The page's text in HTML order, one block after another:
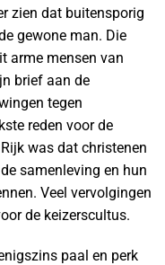
zien dat buitensporig
gewone man. Die
arme mensen van
brief aan de
tegen
reden voor de
was dat christenen
samenleving en hun
Veel vervolgingen
de keizerscultus.
paal en perk